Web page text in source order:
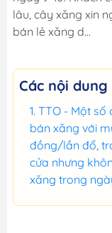
lâu, cây xăng xin
bán lẻ xăng d...
Các nội dung
TTO - Một số
bán xăng với
đồng/lần đổ,
cửa nhưng
xăng trong